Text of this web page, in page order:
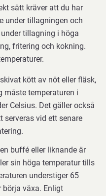
sätt kräver att du har
under tillagningen och
tillagning i höga
fritering och kokning.
kött av nöt eller fläsk,
måste temperaturen i
Celsius. Det gäller också
vid ett senare
buffé eller liknande är
sin höga temperatur tills
understiger 65
börja växa. Enligt